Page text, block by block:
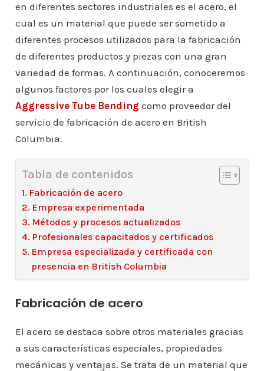
en diferentes sectores industriales es el acero, el
cual es un material que puede ser sometido a
diferentes procesos utilizados para la fabricación
de diferentes productos y piezas con una gran
variedad de formas. A continuación, conoceremos
algunos factores por los cuales elegir a
Aggressive Tube Bending como proveedor del
servicio de fabricación de acero en British
Columbia.
Tabla de contenidos
Fabricación de acero
Empresa experimentada
Métodos y procesos actualizados
Profesionales capacitados y certificados
Empresa especializada y certificada con
presencia en British Columbia
Fabricación de acero
El acero se destaca sobre otros materiales gracias
a sus características especiales, propiedades
mecánicas y ventajas. Se trata de un material que